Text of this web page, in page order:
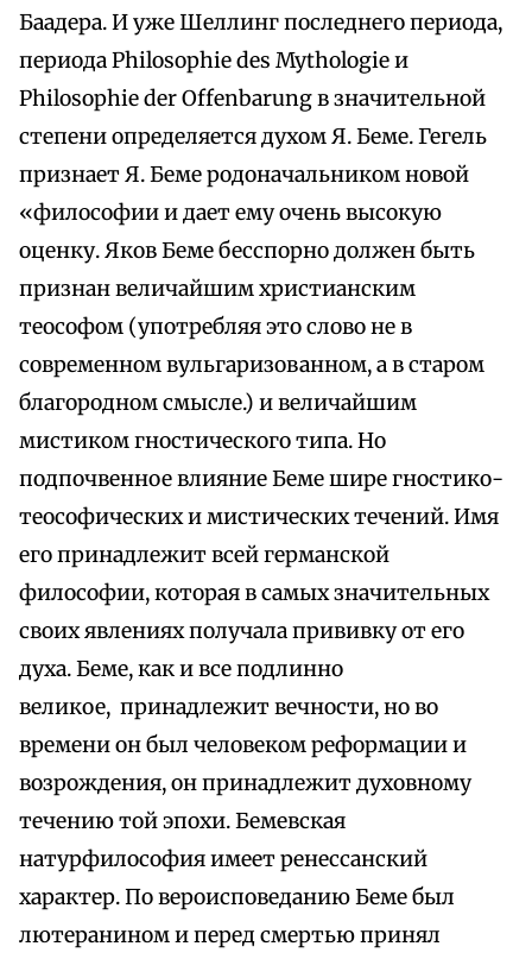
Баадера. И уже Шеллинг последнего периода,
периода Philosophie des Mythologie и
Philosophie der Offenbarung в значительной
степени определяется духом Я. Беме. Гегель
признает Я. Беме родоначальником новой
«философии и дает ему очень высокую
оценку. Яков Беме бесспорно должен быть
признан величайшим христианским
теософом (употребляя это слово не в
современном вульгаризованном, а в старом
благородном смысле.) и величайшим
мистиком гностического типа. Но
подпочвенное влияние Беме шире гностико-
теософических и мистических течений. Имя
его принадлежит всей германской
философии, которая в самых значительных
своих явлениях получала прививку от его
духа. Беме, как и все подлинно
великое, принадлежит вечности, но во
времени он был человеком реформации и
возрождения, он принадлежит духовному
течению той эпохи. Бемевская
натурфилософия имеет ренессанский
характер. По вероисповеданию Беме был
лютеранином и перед смертью принял